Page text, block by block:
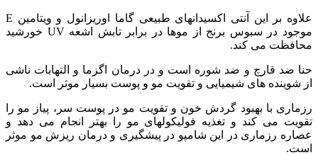
علاوه بر این آنتی اکسیدانهای طبیعی گاما اوریزانول و ویتامین E
موجود در سبوس برنج از موها در برابر تابش اشعه UV خورشید
محافظت می کند.
حنا ضد قارچ و ضد شوره است و در درمان اگزما و التهابات ناشی
از شوینده های شیمیایی و تقویت مو و پوست بسیار موثر است.
رزماری با بهبود گردش خون و تقویت مو در پوست سر، پیاز مو را
تقویت می کند و تغذیه فولیکولهای مو را بهتر انجام می دهد و
عصاره رزماری در این شامپو در پیشگیری و درمان ریزش مو موثر
است.